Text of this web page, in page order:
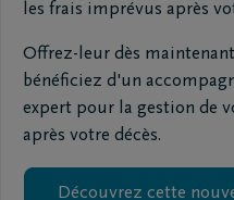
les frais imprévus après
Offrez-leur dès
bénéficiez d'un
expert pour la gestion de
après votre décès.
Découvrez cette